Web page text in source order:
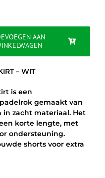
AAN
– WIT
is een
gemaakt van
zacht materiaal. Het
korte lengte, met
ondersteuning.
shorts voor extra